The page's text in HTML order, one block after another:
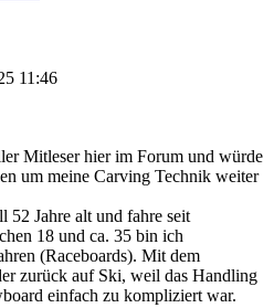
11:46
Mitleser hier im Forum und würde
um meine Carving Technik weiter
Jahre alt und fahre seit
18 und ca. 35 bin ich
(Raceboards). Mit dem
zurück auf Ski, weil das Handling
einfach zu kompliziert war.